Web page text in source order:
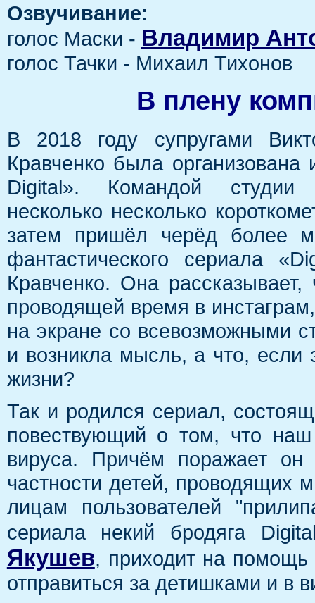
Озвучивание:
голос Маски - Владимир
голос Тачки - Михаил Тихонов
В плену
В 2018 году супругами
Кравченко была организована
Digital». Командой
несколько несколько
затем пришёл черёд более
фантастического сериала
Кравченко. Она
проводящей время в
на экране со всевозможными
и возникла мысль, а что, если
жизни?
Так и родился сериал,
повествующий о том, что наш
вируса. Причём поражает
частности детей, проводящих
лицам пользователей
сериала некий бродяга
Якушев, приходит на
отправиться за детишками и в